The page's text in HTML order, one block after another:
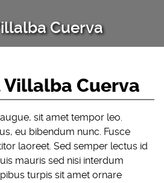
Cuerva
Cuerva
sit amet tempor leo.
eu bibendum nunc. Fusce
laoreet. Sed semper lectus id
mauris sed nisi interdum
turpis sit amet ornare